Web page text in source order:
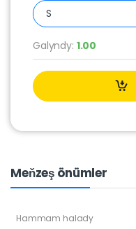
S
Galyndy: 1.00
Meňzeş önümler
Hammam halady